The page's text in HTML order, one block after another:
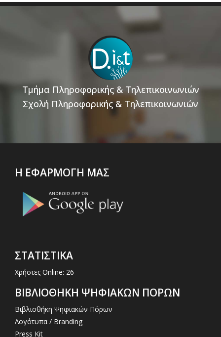
Τμήμα Πληροφορικής & Τηλεπικοινωνιών
Σχολή Πληροφορικής & Τηλεπικοινωνιών
Η ΕΦΑΡΜΟΓΗ ΜΑΣ
ΣΤΑΤΙΣΤΙΚΑ
Χρήστες Online: 26
ΒΙΒΛΙΟΘΗΚΗ ΨΗΦΙΑΚΩΝ ΠΟΡΩΝ
Βιβλιοθήκη Ψηφιακών Πόρων
Λογότυπα / Branding
Press Kit